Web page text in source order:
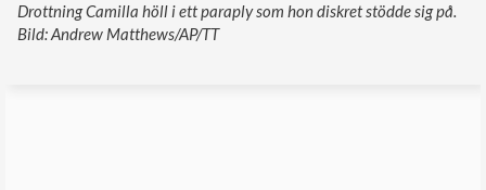
Drottning Camilla höll i ett paraply som hon diskret stödde sig på.
Bild: Andrew Matthews/AP/TT